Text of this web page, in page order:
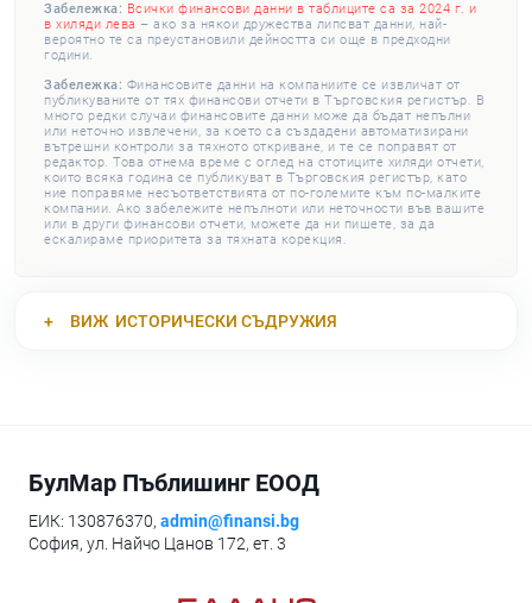
Забележка: Всички финансови данни в таблиците са за 2024 г. и
в хиляди лева – ако за някои дружества липсват данни, най-
вероятно те са преустановили дейността си още в предходни
години.
Забележка: Финансовите данни на компаниите се извличат от
публикуваните от тях финансови отчети в Търговския регистър. В
много редки случаи финансовите данни може да бъдат непълни
или неточно извлечени, за което са създадени автоматизирани
вътрешни контроли за тяхното откриване, и те се поправят от
редактор. Това отнема време с оглед на стотиците хиляди отчети,
които всяка година се публикуват в Търговския регистър, като
ние поправяме несъответствията от по-големите към по-малките
компании. Ако забележите непълноти или неточности във вашите
или в други финансови отчети, можете да ни пишете, за да
ескалираме приоритета за тяхната корекция.
ВИЖ ИСТОРИЧЕСКИ СЪДРУЖИЯ
БулМар Пъблишинг ЕООД
ЕИК: 130876370, admin@finansi.bg
София, ул. Найчо Цанов 172, ет. 3